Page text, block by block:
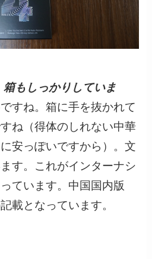
もしっかりしていま
すね。箱に手を抜かれて
ね（得体のしれない中華
安っぽいですから）。文
す。これがインターナシ
ています。中国国内版
載となっています。